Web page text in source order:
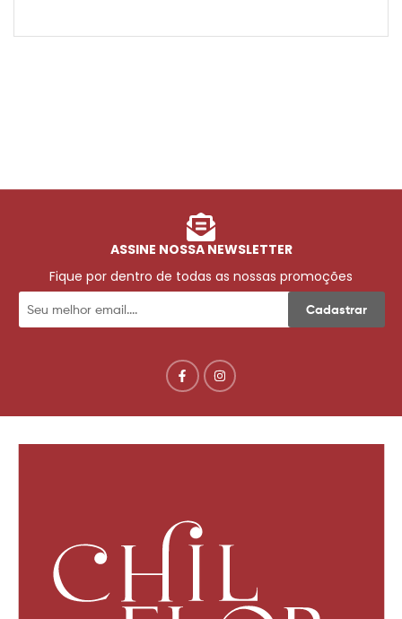
ASSINE NOSSA NEWSLETTER
Fique por dentro de todas as nossas promoções
Cadastrar